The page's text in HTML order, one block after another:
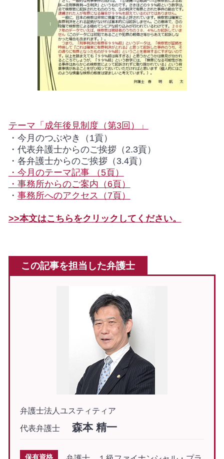
テーマ「成年後見制度（第3回）」
・今月のつぶやき（1貢）
・代表弁護士からのご挨拶（2.3貢）
・各弁護士からのご挨拶（3.4貢）
・今月のテーマ記事 （5頁）
・事務所からのご案内（6頁）
・ 事務所へのアクセス（7頁）
>>本文はこちらをクリックしてください。
この記事を担当した弁護士
弁護士法人ユスティティア
代表弁護士
森本 精一
保有資格